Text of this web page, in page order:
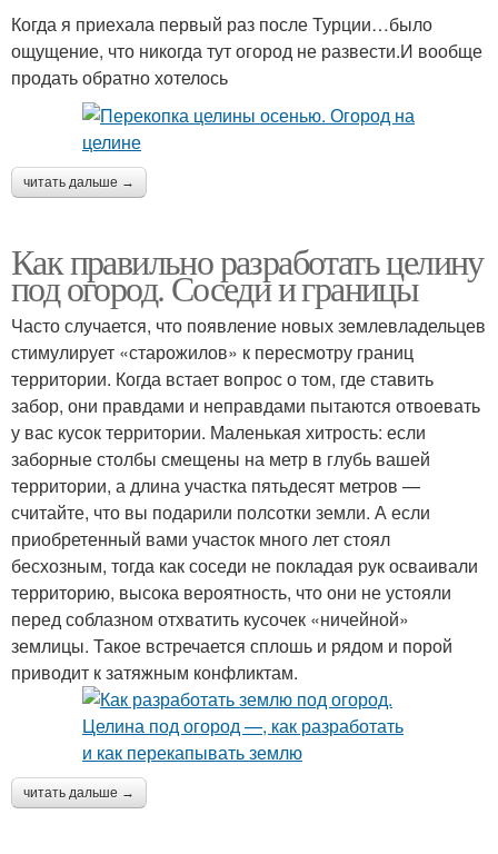
Когда я приехала первый раз после Турции…было
ощущение, что никогда тут огород не развести.И вообще
продать обратно хотелось
читать дальше →
Как правильно разработать целину
под огород. Соседи и границы
Часто случается, что появление новых землевладельцев
стимулирует «старожилов» к пересмотру границ
территории. Когда встает вопрос о том, где ставить
забор, они правдами и неправдами пытаются отвоевать
у вас кусок территории. Маленькая хитрость: если
заборные столбы смещены на метр в глубь вашей
территории, а длина участка пятьдесят метров —
считайте, что вы подарили полсотки земли. А если
приобретенный вами участок много лет стоял
бесхозным, тогда как соседи не покладая рук осваивали
территорию, высока вероятность, что они не устояли
перед соблазном отхватить кусочек «ничейной»
землицы. Такое встречается сплошь и рядом и порой
приводит к затяжным конфликтам.
читать дальше →